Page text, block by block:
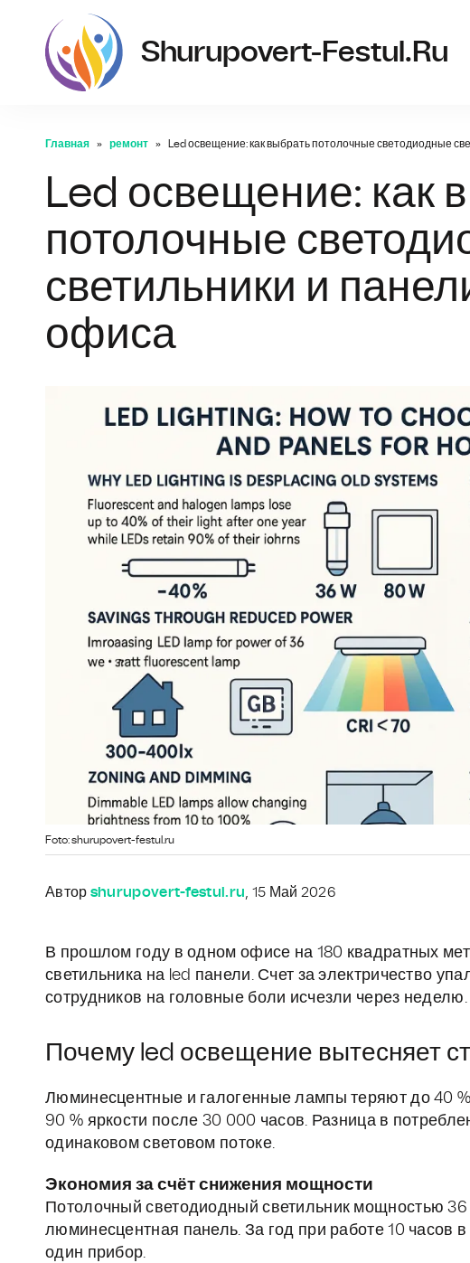
Shurupovert-Festul.ru
Главная ремонт Led освещение: как выбрать потолочные светодиодные
Led освещение: как
потолочные
светильники и
офиса
Foto: shurupovert-festul.ru
Автор shurupovert-festul.ru, 15 Май 2026
В прошлом году в одном офисе на 180 квадратных
светильника на led панели. Счет за электричество
сотрудников на головные боли исчезли через неделю.
Почему led освещение вытесняет
Люминесцентные и галогенные лампы теряют до 40
90 % яркости после 30 000 часов. Разница в
одинаковом световом потоке.
Экономия за счёт снижения мощности
Потолочный светодиодный светильник мощностью 36
люминесцентная панель. За год при работе 10 часов в
один прибор.